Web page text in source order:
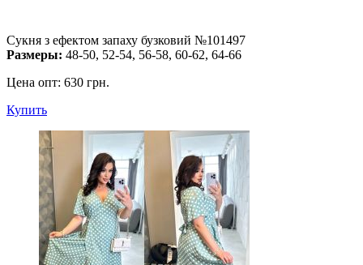
Сукня з ефектом запаху бузковий №101497
Размеры: 48-50, 52-54, 56-58, 60-62, 64-66
Цена опт: 630 грн.
Купить